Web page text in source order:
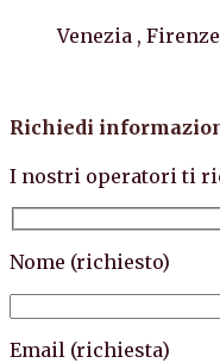
Venezia ,
Richiedi
I nostri operatori ti
Nome (richiesto)
Email (richiesta)